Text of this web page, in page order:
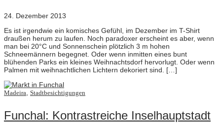
24. Dezember 2013
Es ist irgendwie ein komisches Gefühl, im Dezember im T-Shirt
draußen herum zu laufen. Noch paradoxer erscheint es aber, wenn
man bei 20°C und Sonnenschein plötzlich 3 m hohen
Schneemännern begegnet. Oder wenn inmitten eines bunt
blühenden Parks ein kleines Weihnachtsdorf hervorlugt. Oder wenn
Palmen mit weihnachtlichen Lichtern dekoriert sind. […]
Madeira Stadtbesichtigungen
Funchal: Kontrastreiche Inselhauptstadt